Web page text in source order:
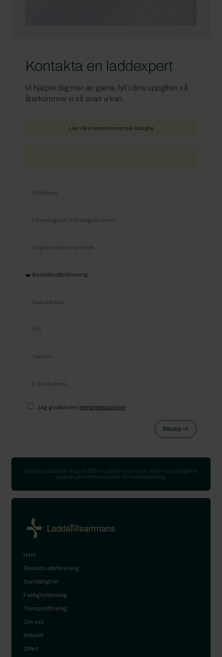
Kontakta en laddexpert
Vi hjälper dig mer än gärna, fyll i dina uppgifter så
återkommer vi så snart vi kan.
Läs våra recensioner på Google
Jag godkänner integritetspolicyn
Skicka
Senast uppdaterad: Augusti 2026av LaddaTillsammans. Sidan är framtagen av
experter på laddinfrastruktur för fordonsladdning
Hem
Bostadsrättsförening
Samfällighet
Fastighetsbolag
Transportföretag
Om oss
Aktuellt
Offert